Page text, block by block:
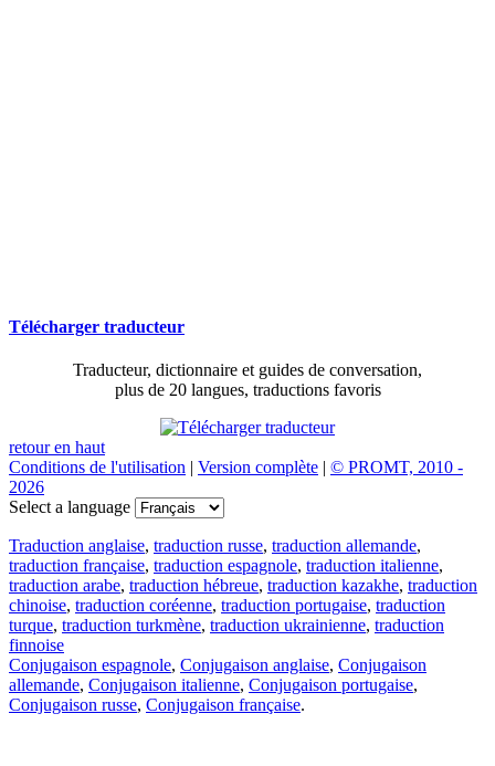
Télécharger traducteur
Traducteur, dictionnaire et guides de conversation,
plus de 20 langues, traductions favoris
retour en haut
Conditions de l'utilisation | Version complète | © PROMT, 2010 -
2026
Select a language
Traduction anglaise, traduction russe, traduction allemande,
traduction française, traduction espagnole, traduction italienne,
traduction arabe, traduction hébreue, traduction kazakhe, traduction
chinoise, traduction coréenne, traduction portugaise, traduction
turque, traduction turkmène, traduction ukrainienne, traduction
finnoise
Conjugaison espagnole, Conjugaison anglaise, Conjugaison
allemande, Conjugaison italienne, Conjugaison portugaise,
Conjugaison russe, Conjugaison française.